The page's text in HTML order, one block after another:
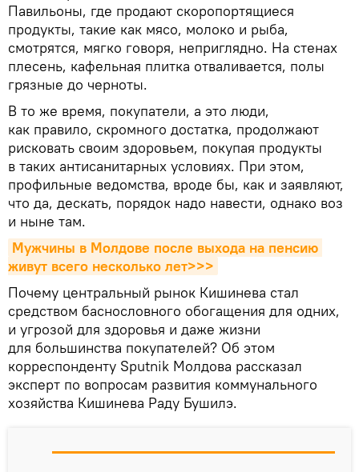
Павильоны, где продают скоропортящиеся
продукты, такие как мясо, молоко и рыба,
смотрятся, мягко говоря, неприглядно. На стенах
плесень, кафельная плитка отваливается, полы
грязные до черноты.
В то же время, покупатели, а это люди,
как правило, скромного достатка, продолжают
рисковать своим здоровьем, покупая продукты
в таких антисанитарных условиях. При этом,
профильные ведомства, вроде бы, как и заявляют,
что да, дескать, порядок надо навести, однако воз
и ныне там.
Мужчины в Молдове после выхода на пенсию
живут всего несколько лет>>>
Почему центральный рынок Кишинева стал
средством баснословного обогащения для одних,
и угрозой для здоровья и даже жизни
для большинства покупателей? Об этом
корреспонденту Sputnik Молдова рассказал
эксперт по вопросам развития коммунального
хозяйства Кишинева Раду Бушилэ.